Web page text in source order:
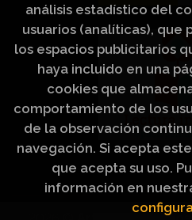
análisis estadístico del
usuarios (analíticas), que
los espacios publicitarios
haya incluido en una
cookies que
comportamiento de los
de la observación
navegación. Si acepta
que acepta su uso.
información en